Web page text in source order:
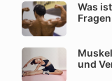
Was
und